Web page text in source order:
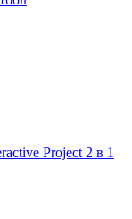
Project 2 в 1